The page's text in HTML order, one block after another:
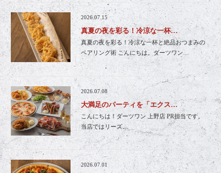
2026.07.15
真夏の夜を彩る！冷涼な一杯…
真夏の夜を彩る！冷涼な一杯と絶品おつまみの
ペアリング術 こんにちは。ダーツワン…
2026.07.08
大満足のパーティを「エクス…
こんにちは！ダーツワン 上野店 PR担当です。
当店ではリーズ…
2026.07.01